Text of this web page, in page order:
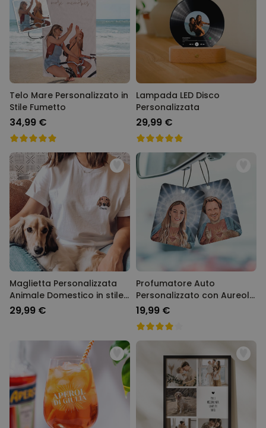
Telo Mare Personalizzato in
Stile Fumetto
34,99 €
Lampada LED Disco
Personalizzata
29,99 €
Maglietta Personalizzata
Animale Domestico in stile
Fumetto
29,99 €
Profumatore Auto
Personalizzato con Aureola
e Faccia Set da 2
19,99 €